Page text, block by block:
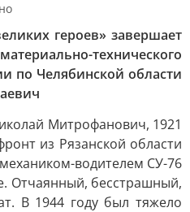
героев» завершает
технического
по Челябинской области
Митрофанович, 1921
из Рязанской области
водителем СУ-76
Отчаянный, бесстрашный,
В 1944 году был тяжело